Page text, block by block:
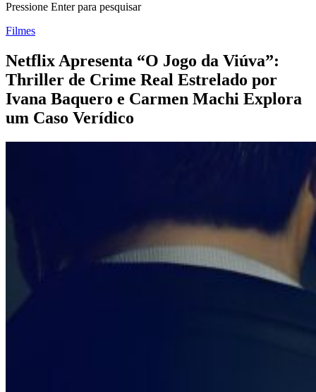
Pressione Enter para pesquisar
Filmes
Netflix Apresenta “O Jogo da Viúva”:
Thriller de Crime Real Estrelado por
Ivana Baquero e Carmen Machi Explora
um Caso Verídico